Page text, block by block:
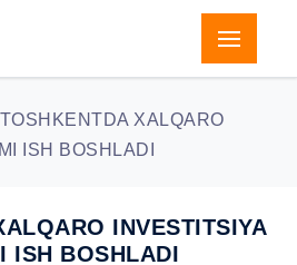
XALQARO
ISH BOSHLADI
INVESTITSIYA
ISH BOSHLADI